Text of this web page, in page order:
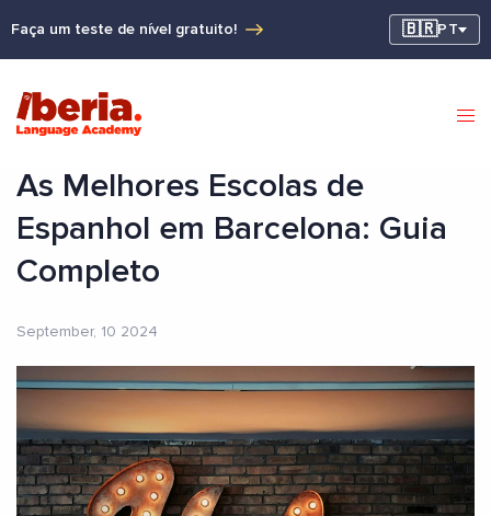
Faça um teste de nível gratuito! 🇧🇷PT
As Melhores Escolas de
Espanhol em Barcelona: Guia
Completo
September, 10 2024